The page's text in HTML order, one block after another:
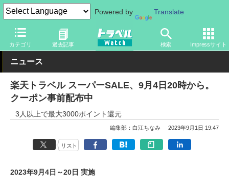
Powered by Translate
カテゴリ 過去記事 検索 Impressサイト
トラベル Watch 企業・政府・官庁 政府・官庁 旅行会社・旅
ニュース
楽天トラベル スーパーSALE、9月4日20時から。
クーポン事前配布中
3人以上で最大3000ポイント還元
編集部：白江ちなみ 2023年9月1日 19:47
リスト
2023年9月4日～20日 実施